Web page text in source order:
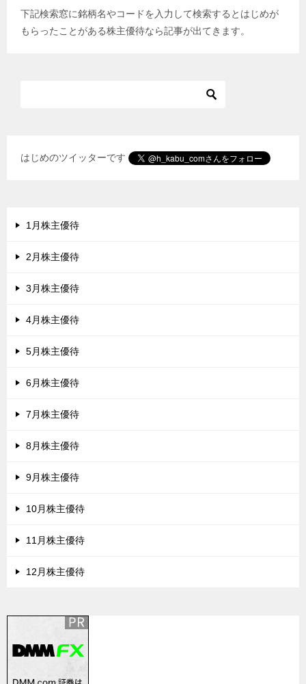
下記検索窓に銘柄名やコードを入力して検索するとはじめが
もらったことがある株主優待なら記事が出てきます。
はじめのツイッターです
1月株主優待
2月株主優待
3月株主優待
4月株主優待
5月株主優待
6月株主優待
7月株主優待
8月株主優待
9月株主優待
10月株主優待
11月株主優待
12月株主優待